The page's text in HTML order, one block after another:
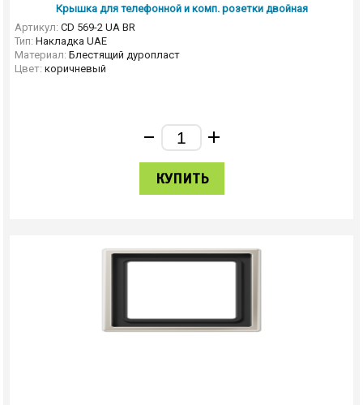
Крышка для телефонной и комп. розетки двойная
Артикул: CD 569-2 UA BR
Тип: Накладка UAE
Материал: Блестящий дуропласт
Цвет: коричневый
КУПИТЬ